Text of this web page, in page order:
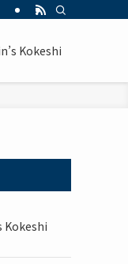
Kokeshi
Kokeshi